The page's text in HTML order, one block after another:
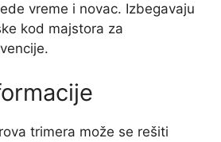
vreme i novac. Izbegavaju
kod majstora za
trimera može se rešiti